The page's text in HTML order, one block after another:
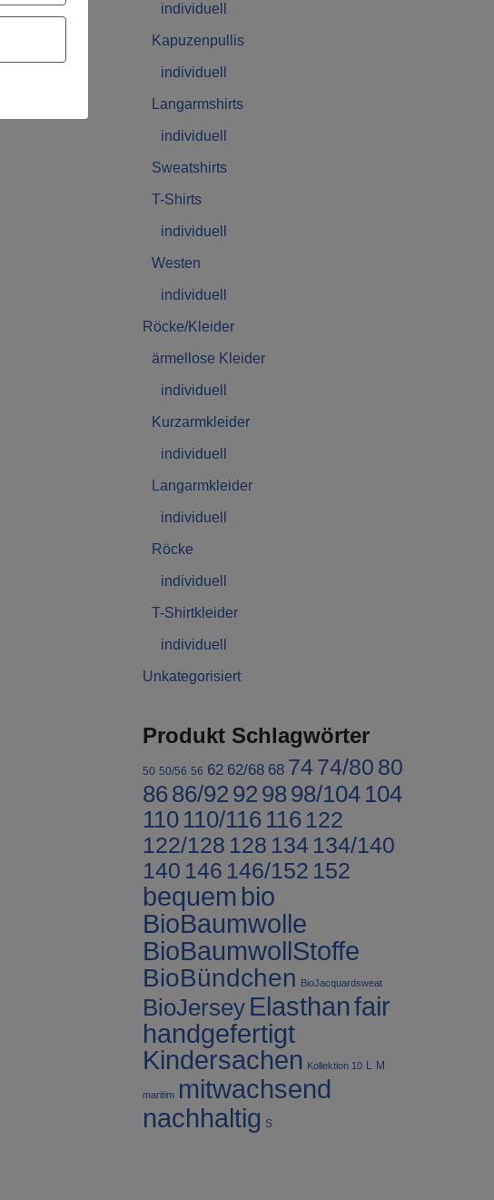
individuell
Kapuzenpullis
individuell
Langarmshirts
individuell
Sweatshirts
T-Shirts
individuell
Westen
individuell
Röcke/Kleider
ärmellose Kleider
individuell
Kurzarmkleider
individuell
Langarmkleider
individuell
Röcke
individuell
T-Shirtkleider
individuell
Unkategorisiert
Produkt Schlagwörter
50 50/56 56 62 62/68 68 74 74/80 80
8686/92 92 9898/104 104
110 110/116 116 122
122/128 128 134 134/140
140 146 146/152 152
bequem bio
BioBaumwolle
BioBaumwollStoffe
BioBündchen BioJacquardsweat
BioJersey Elasthanfair
handgefertigt
Kindersachen Kollektion 10 L M
maritim mitwachsend
nachhaltig S